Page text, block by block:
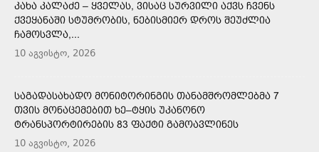
ᲙᲐᲮᲐ ᲙᲐᲚᲐᲫᲔ – ᲧᲕᲔᲚᲐᲡ, ᲕᲘᲡᲐᲪ ᲡᲣᲠᲕᲘᲚᲘ ᲐᲥᲕᲡ ᲩᲕᲔᲜᲡ
ᲥᲕᲔᲧᲐᲜᲐᲨᲘ ᲡᲢᲣᲛᲠᲝᲑᲘᲡ, ᲜᲔᲑᲘᲡᲛᲘᲔᲠ ᲓᲠᲝᲡ ᲨᲔᲣᲫᲚᲘᲐ
ᲩᲐᲛᲝᲡᲕᲚᲐ,...
10 აგვისტო, 2026
ᲡᲐᲒᲐᲓᲐᲡᲐᲮᲐᲓᲝ ᲛᲝᲜᲘᲢᲝᲠᲘᲜᲒᲘᲡ ᲗᲐᲜᲐᲛᲨᲠᲝᲛᲚᲔᲑᲛᲐ 7
ᲗᲕᲘᲡ ᲛᲝᲜᲐᲪᲔᲛᲔᲑᲘᲗ ᲮᲔ–ᲢᲧᲘᲡ ᲣᲙᲐᲜᲝᲜᲝ
ᲢᲠᲐᲜᲡᲞᲝᲠᲢᲘᲠᲔᲑᲘᲡ 83 ᲤᲐᲥᲢᲘ ᲒᲐᲛᲝᲐᲕᲚᲘᲜᲔᲡ
10 აგვისტო, 2026